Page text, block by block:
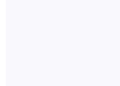
Germany